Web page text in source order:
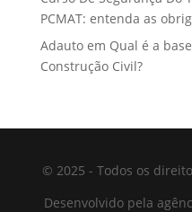
PCMAT: entenda as
Adautoem Qual é a
Construção Civil?
© 2025 - Todos os
Desenvolvido pela